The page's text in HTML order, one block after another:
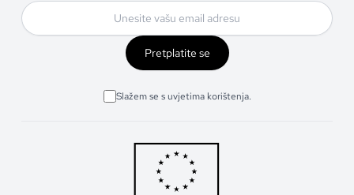
Pretplatite se
Slažem se s uvjetima korištenja.